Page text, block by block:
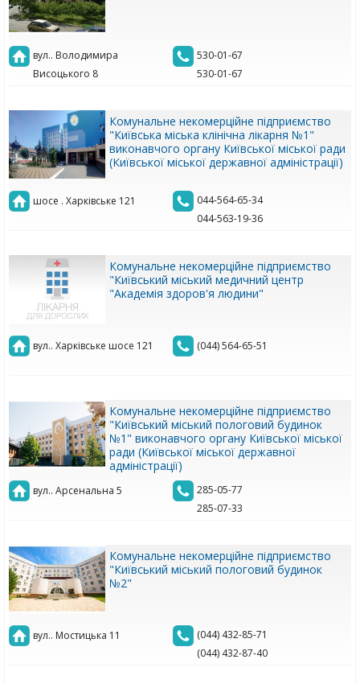
вул.. Володимира
Висоцького 8
530-01-67
530-01-67
Комунальне некомерційне підприємство
"Київська міська клінічна лікарня №1"
виконавчого органу Київської міської ради
(Київської міської державної адміністрації)
шосе . Харківське 121
044-564-65-34
044-563-19-36
Комунальне некомерційне підприємство
"Київський міський медичний центр
"Академія здоров'я людини"
вул.. Харківське шосе 121 (044) 564-65-51
Комунальне некомерційне підприємство
"Київський міський пологовий будинок
№1" виконавчого органу Київської міської
ради (Київської міської державної
адміністрації)
вул.. Арсенальна 5
285-05-77
285-07-33
Комунальне некомерційне підприємство
"Київський міський пологовий будинок
№2"
вул.. Мостицька 11
(044) 432-85-71
(044) 432-87-40